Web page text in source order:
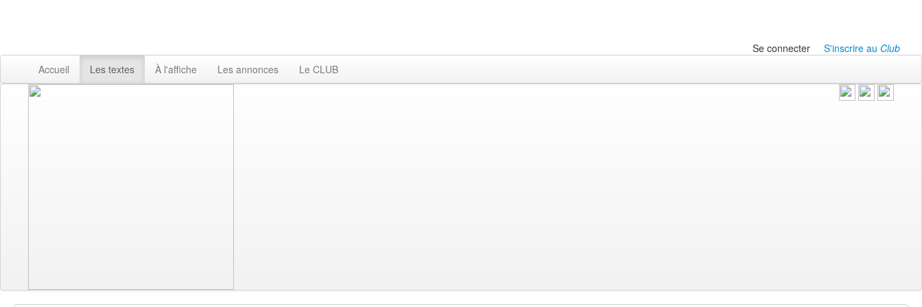
Se connecter S'inscrire au Club
Accueil
Les textes À l'affiche Les annonces Le CLUB